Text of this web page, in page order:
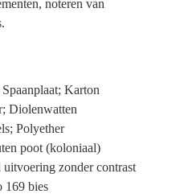
noteren van
Karton
Diolenwatten
Polyether
poot (koloniaal)
uitvoering zonder contrast
169 bies